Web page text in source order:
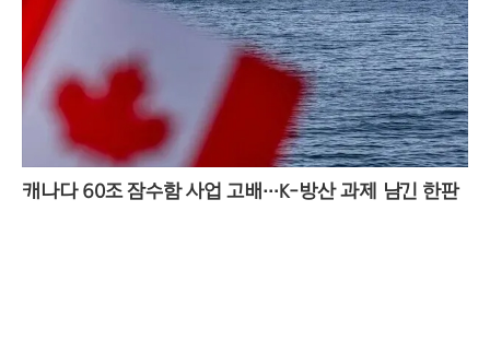
캐나다 60조 잠수함 사업 고배…K-방산 과제 남긴 한판